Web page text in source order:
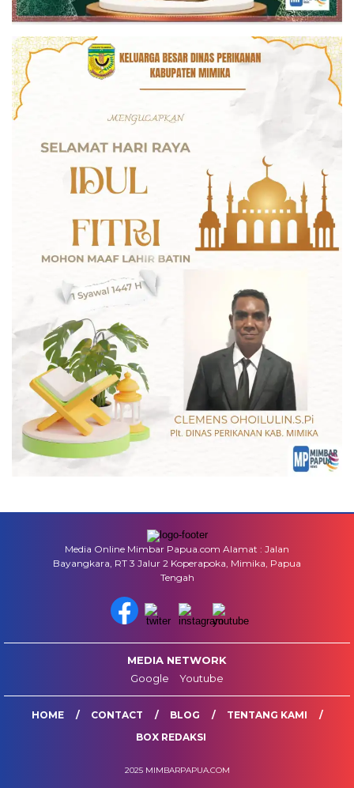
Media Online Mimbar Papua.com Alamat : Jalan
Bayangkara, RT 3 Jalur 2 Koperapoka, Mimika, Papua
Tengah
MEDIA NETWORK
Google
Youtube
HOME CONTACT BLOG
TENTANG KAMI
BOX REDAKSI
2025 MIMBARPAPUA.COM